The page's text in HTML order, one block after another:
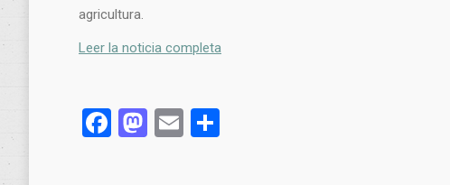
agricultura.
Leer la noticia completa
Facebook
Mastodon
Email